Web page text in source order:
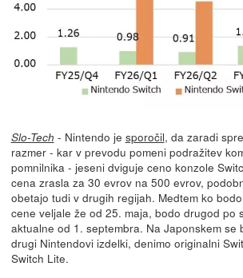
Slo-Tech - Nintendo je sporočil, da zaradi
razmer - kar v prevodu pomeni podražitev
pomnilnika - jeseni dviguje ceno konzole
cena zrasla za 30 evrov na 500 evrov,
obetajo tudi v drugih regijah. Medtem ko
cene veljale že od 25. maja, bodo drugod po
aktualne od 1. septembra. Na Japonskem se
drugi Nintendovi izdelki, denimo originalni
Switch Lite.